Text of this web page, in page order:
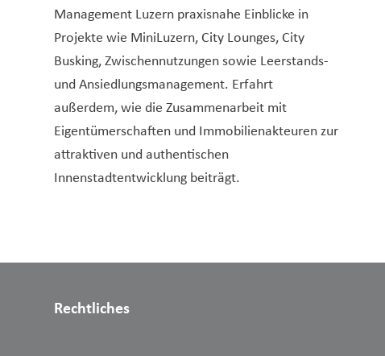
Management Luzern praxisnahe Einblicke in
Projekte wie MiniLuzern, City Lounges, City
Busking, Zwischennutzungen sowie Leerstands-
und Ansiedlungsmanagement. Erfahrt
außerdem, wie die Zusammenarbeit mit
Eigentümerschaften und Immobilienakteuren zur
attraktiven und authentischen
Innenstadtentwicklung beiträgt.
Rechtliches